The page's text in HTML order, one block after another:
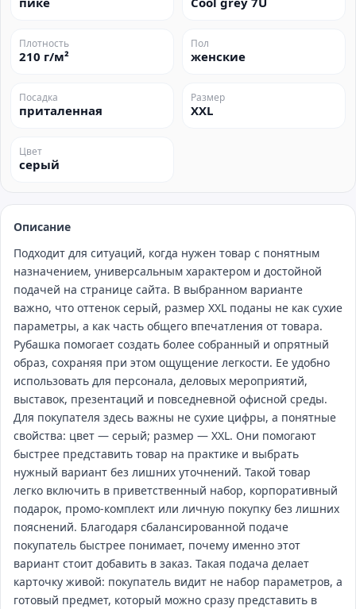
Плотность
210 г/м²
Пол
женские
Посадка
приталенная
Размер
XXL
Цвет
серый
Описание
Подходит для ситуаций, когда нужен товар с понятным
назначением, универсальным характером и достойной
подачей на странице сайта. В выбранном варианте
важно, что оттенок серый, размер XXL поданы не как сухие
параметры, а как часть общего впечатления от товара.
Рубашка помогает создать более собранный и опрятный
образ, сохраняя при этом ощущение легкости. Ее удобно
использовать для персонала, деловых мероприятий,
выставок, презентаций и повседневной офисной среды.
Для покупателя здесь важны не сухие цифры, а понятные
свойства: цвет — серый; размер — XXL. Они помогают
быстрее представить товар на практике и выбрать
нужный вариант без лишних уточнений. Такой товар
легко включить в приветственный набор, корпоративный
подарок, промо‑комплект или личную покупку без лишних
пояснений. Благодаря сбалансированной подаче
покупатель быстрее понимает, почему именно этот
вариант стоит добавить в заказ. Такая подача делает
карточку живой: покупатель видит не набор параметров, а
готовый предмет, который можно сразу представить в